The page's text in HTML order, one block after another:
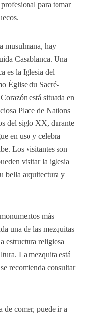
para tomar
musulmana, hay
Casablanca. Una
es la Iglesia del
Église du Sacré-
está situada en
Place de Nations
del siglo XX, durante
en uso y celebra
Los visitantes son
visitar la iglesia
bella arquitectura y
más
una de las mezquitas
estructura religiosa
La mezquita está
recomienda consultar
de comer, puede ir a